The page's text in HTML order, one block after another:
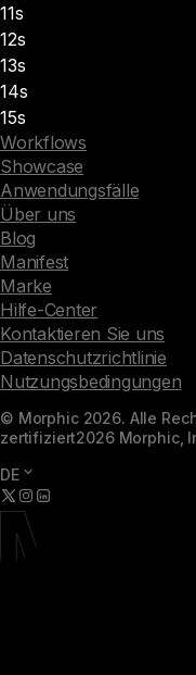
11s
12s
13s
14s
15s
Workflows
Showcase
Anwendungsfälle
Über uns
Blog
Manifest
Marke
Hilfe-Center
Kontaktieren Sie uns
Datenschutzrichtlinie
Nutzungsbedingungen
© Morphic 2026. Alle
zertifiziert2026 Morphic,
DE